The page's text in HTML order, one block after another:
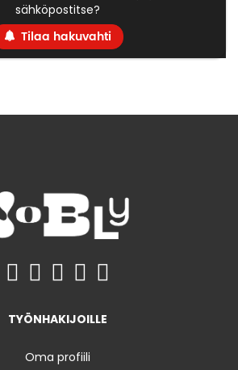
sähköpostitse?
Tilaa hakuvahti
TYÖNHAKIJOILLE
Oma profiili